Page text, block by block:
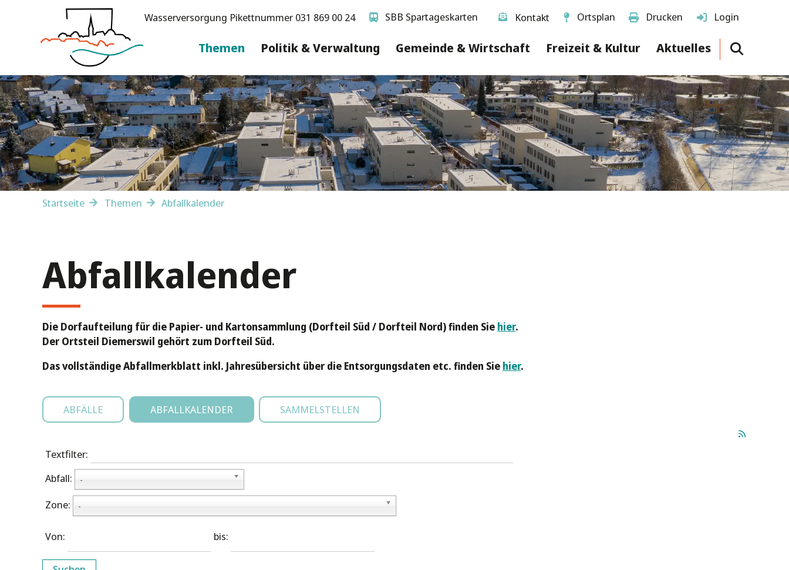
Wasserversorgung Pikettnummer 031 869 00 24 SBB Spartageskarten Kontakt Ortsplan Drucken Login
Themen Politik & Verwaltung Gemeinde & Wirtschaft Freizeit & Kultur Aktuelles
Startseite Themen Abfallkalender
Abfallkalender
Die Dorfaufteilung für die Papier- und Kartonsammlung (Dorfteil Süd / Dorfteil Nord) finden Siehier.
Der Ortsteil Diemerswil gehört zum Dorfteil Süd.
Das vollständige Abfallmerkblatt inkl. Jahresübersicht über die Entsorgungsdaten etc. finden Siehier.
ABFÄLLE ABFALLKALENDER SAMMELSTELLEN
Textfilter:
Abfall:
-
Zone: -
Von: bis: